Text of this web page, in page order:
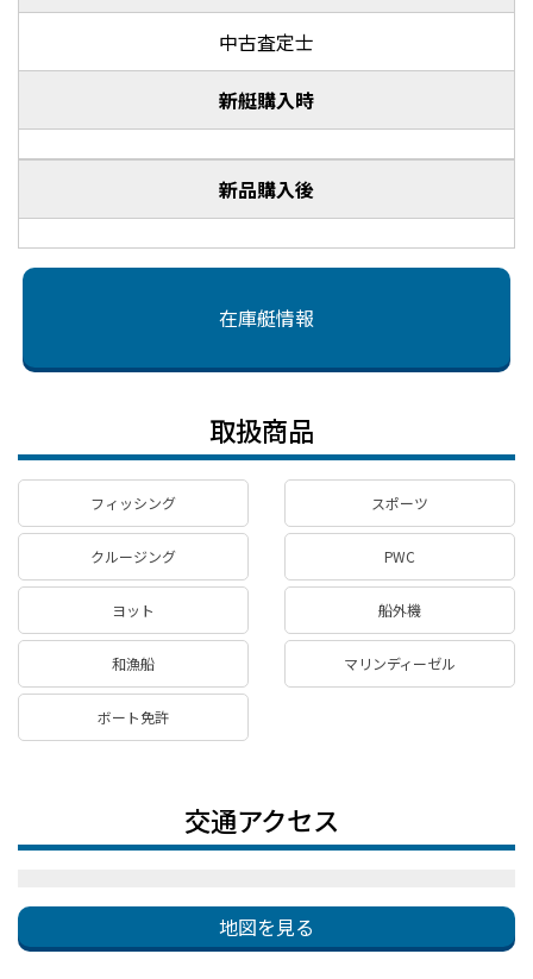
中古査定士
新艇購入時
新品購入後
在庫艇情報
取扱商品
フィッシング スポーツ
クルージング PWC
ヨット 船外機
和漁船 マリンディーゼル
ボート免許
交通アクセス
地図を見る